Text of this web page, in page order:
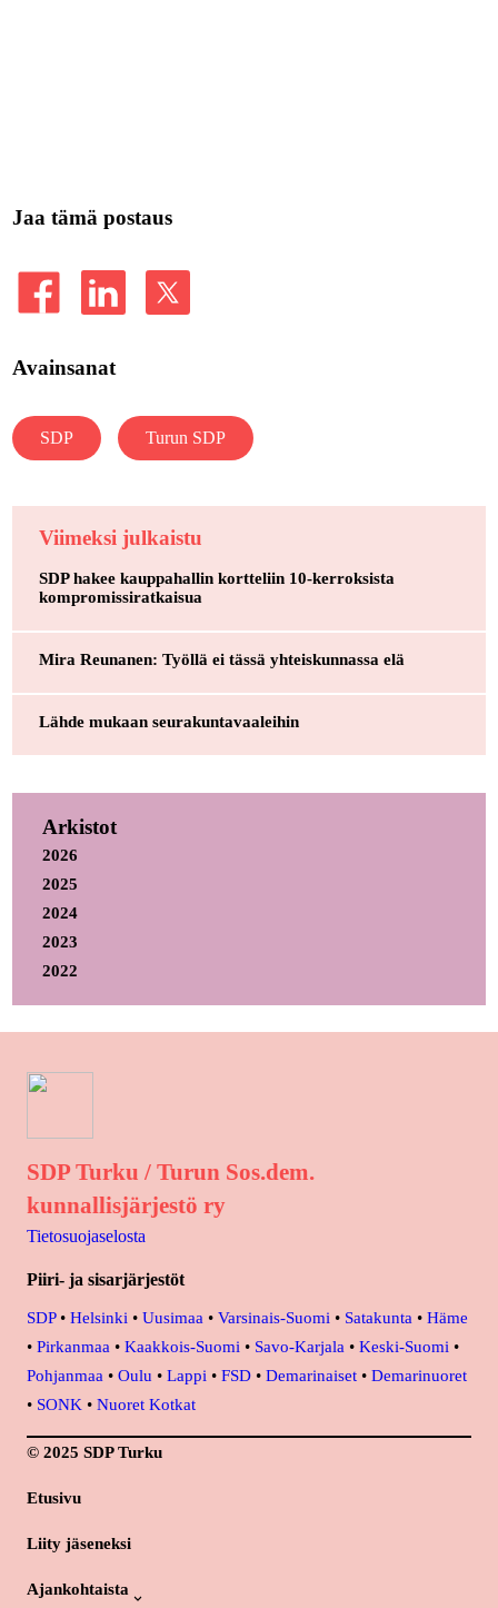
Jaa tämä postaus
Avainsanat
SDP Turun SDP
Viimeksi julkaistu
SDP hakee kauppahallin kortteliin 10-kerroksista
kompromissiratkaisua
Mira Reunanen: Työllä ei tässä yhteiskunnassa elä
Lähde mukaan seurakuntavaaleihin
Arkistot
2026
2025
2024
2023
2022
SDP Turku / Turun Sos.dem.
kunnallisjärjestö ry
Tietosuojaselosta
Piiri- ja sisarjärjestöt
SDP• Helsinki • Uusimaa • Varsinais-Suomi • Satakunta • Häme
• Pirkanmaa • Kaakkois-Suomi • Savo-Karjala • Keski-Suomi •
Pohjanmaa • Oulu • Lappi • FSD • Demarinaiset • Demarinuoret
• SONK • Nuoret Kotkat
© 2025 SDP Turku
Etusivu
Liity jäseneksi
Ajankohtaista